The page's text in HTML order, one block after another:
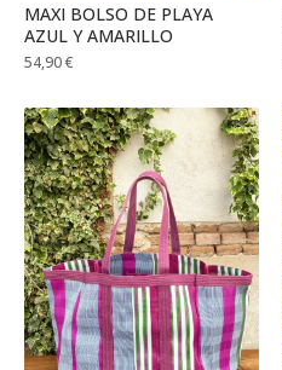
MAXI BOLSO DE PLAYA
AZUL Y AMARILLO
54,90€